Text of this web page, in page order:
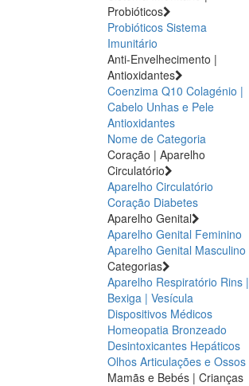
Probióticos
Probióticos Sistema
Imunitário
Anti-Envelhecimento |
Antioxidantes
Coenzima Q10 Colagénio |
Cabelo Unhas e Pele
Antioxidantes
Nome de Categoria
Coração | Aparelho
Circulatório
Aparelho Circulatório
Coração Diabetes
Aparelho Genital
Aparelho Genital Feminino
Aparelho Genital Masculino
Categorias
Aparelho Respiratório Rins |
Bexiga | Vesícula
Dispositivos Médicos
Homeopatia Bronzeado
Desintoxicantes Hepáticos
Olhos Articulações e Ossos
Mamãs e Bebés | Crianças